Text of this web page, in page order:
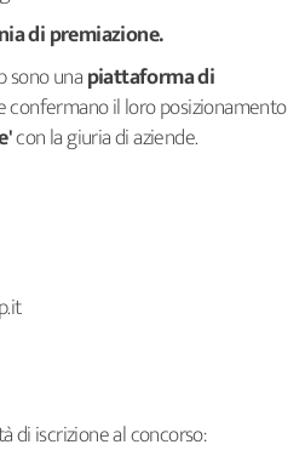
di premiazione.
sono unapiattaforma di
confermano il loro posizionamento
con la giuria di aziende.
di iscrizione al concorso: